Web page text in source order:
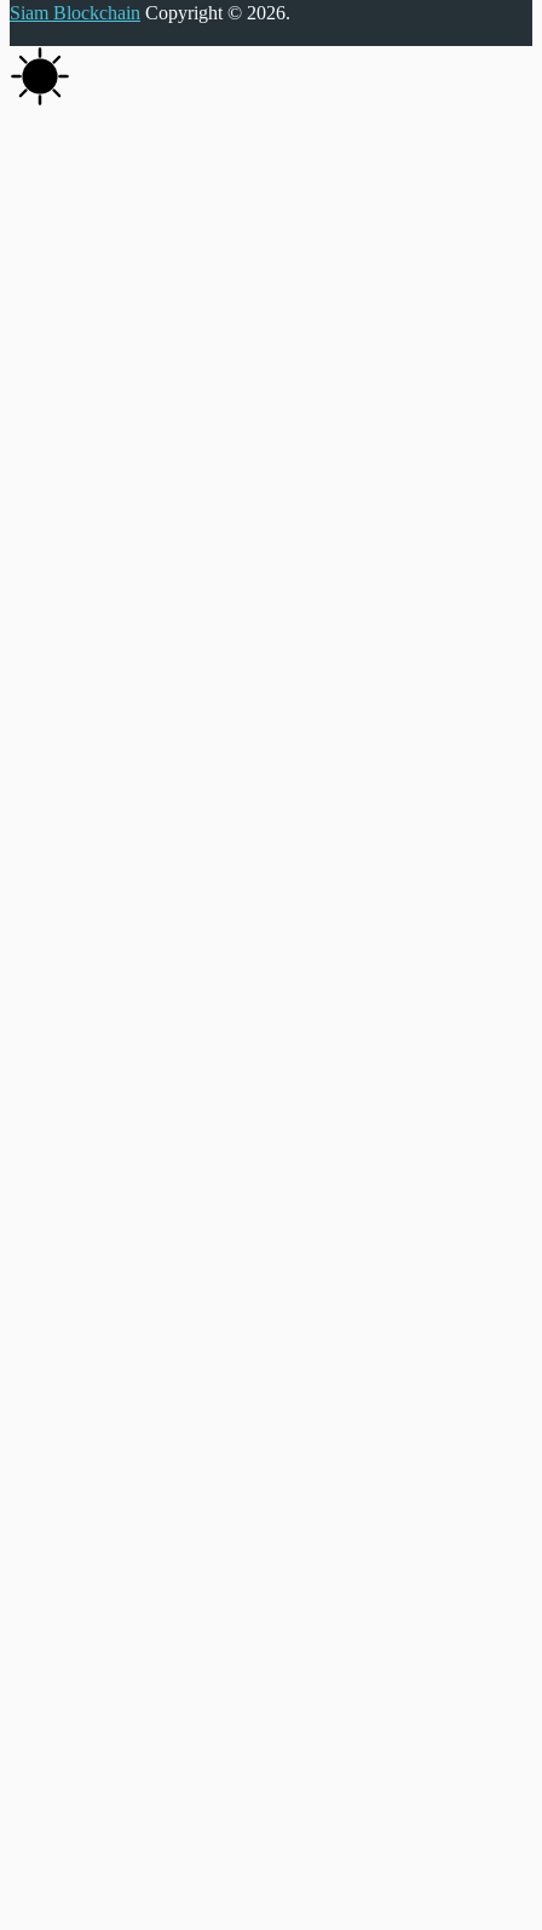
Siam Blockchain Copyright © 2026.